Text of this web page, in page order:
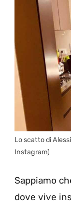
Lo scatto di
Instagram)
Sappiamo
dove vive